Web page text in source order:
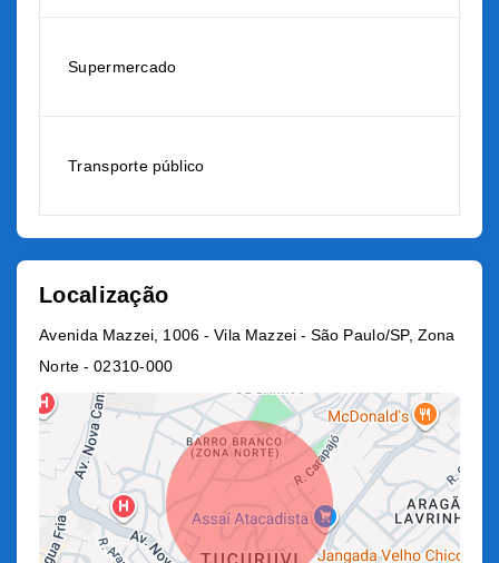
Supermercado
Transporte público
Localização
Avenida Mazzei, 1006 - Vila Mazzei - São Paulo/SP, Zona
Norte - 02310-000